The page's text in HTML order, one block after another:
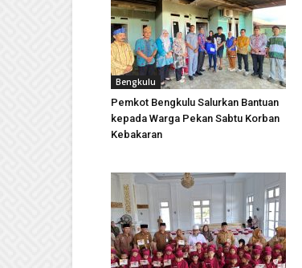
Bengkulu
Pemkot Bengkulu Salurkan Bantuan
kepada Warga Pekan Sabtu Korban
Kebakaran